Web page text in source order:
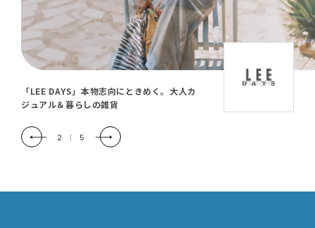
「LEE DAYS」本物志向にときめく。大人カ
ジュアル＆暮らしの雑貨
2 | 5